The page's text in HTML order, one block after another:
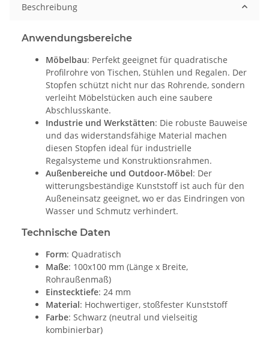
Beschreibung
Anwendungsbereiche
Möbelbau: Perfekt geeignet für quadratische
Profilrohre von Tischen, Stühlen und Regalen. Der
Stopfen schützt nicht nur das Rohrende, sondern
verleiht Möbelstücken auch eine saubere
Abschlusskante.
Industrie und Werkstätten: Die robuste Bauweise
und das widerstandsfähige Material machen
diesen Stopfen ideal für industrielle
Regalsysteme und Konstruktionsrahmen.
Außenbereiche und Outdoor-Möbel: Der
witterungsbeständige Kunststoff ist auch für den
Außeneinsatz geeignet, wo er das Eindringen von
Wasser und Schmutz verhindert.
Technische Daten
Form: Quadratisch
Maße: 100x100 mm (Länge x Breite,
Rohraußenmaß)
Einstecktiefe: 24 mm
Material: Hochwertiger, stoßfester Kunststoff
Farbe: Schwarz (neutral und vielseitig
kombinierbar)